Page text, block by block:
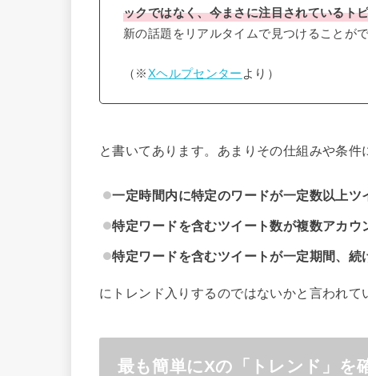
ックではなく、今まさに注目されているト
新の話題をリアルタイムで見つけることがで
（※ Xヘルプセンター より）
と書いてあります。あまりその仕組みや条件
一定時間内に特定のワードが一定数以上ツ
特定ワードを含むツイート数が複数アカウ
特定ワードを含むツイートが一定期間、続
にトレンド入りするのではないかと言われて
最も簡単にXの「トレンド」を